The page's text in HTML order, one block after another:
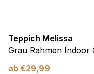
Teppich Melissa
Grau Rahmen Indoor
ab €29,99